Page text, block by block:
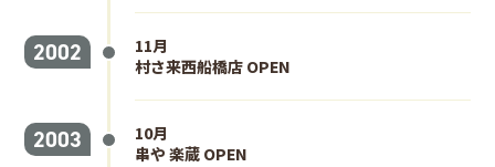
2002
11月
村さ来西船橋店 OPEN
2003
10月
串や 楽蔵 OPEN